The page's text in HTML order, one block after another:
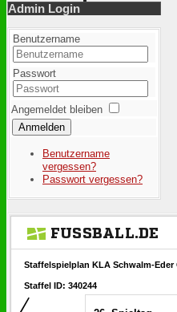
Admin Login
Benutzername
Passwort
Angemeldet bleiben
Anmelden
Benutzername
vergessen?
Passwort vergessen?